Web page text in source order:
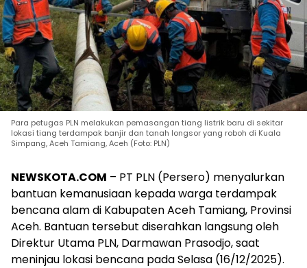
Para petugas PLN melakukan pemasangan tiang listrik baru di sekitar
lokasi tiang terdampak banjir dan tanah longsor yang roboh di Kuala
Simpang, Aceh Tamiang, Aceh (Foto: PLN)
NEWSKOTA.COM – PT PLN (Persero) menyalurkan
bantuan kemanusiaan kepada warga terdampak
bencana alam di Kabupaten Aceh Tamiang, Provinsi
Aceh. Bantuan tersebut diserahkan langsung oleh
Direktur Utama PLN, Darmawan Prasodjo, saat
meninjau lokasi bencana pada Selasa (16/12/2025).